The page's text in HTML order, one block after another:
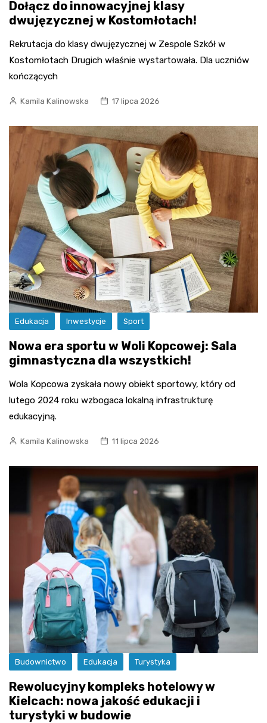
Dołącz do innowacyjnej klasy
dwujęzycznej w Kostomłotach!
Rekrutacja do klasy dwujęzycznej w Zespole Szkół w
Kostomłotach Drugich właśnie wystartowała. Dla uczniów
kończących
Kamila Kalinowska 17 lipca 2026
Edukacja Inwestycje Sport
Nowa era sportu w Woli Kopcowej: Sala
gimnastyczna dla wszystkich!
Wola Kopcowa zyskała nowy obiekt sportowy, który od
lutego 2024 roku wzbogaca lokalną infrastrukturę
edukacyjną.
Kamila Kalinowska 11 lipca 2026
Budownictwo Edukacja Turystyka
Rewolucyjny kompleks hotelowy w
Kielcach: nowa jakość edukacji i
turystyki w budowie